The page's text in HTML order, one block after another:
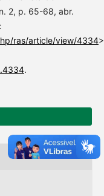
2, p. 65-68, abr.
ras/article/view/4334
.